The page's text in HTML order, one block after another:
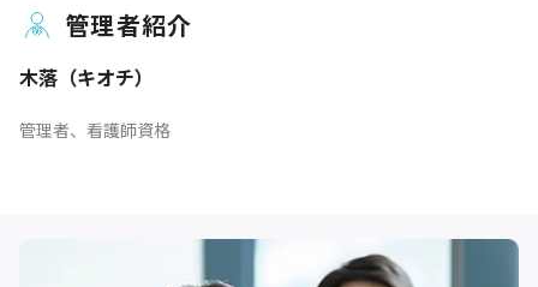
管理者紹介
木落（キオチ）
管理者、看護師資格